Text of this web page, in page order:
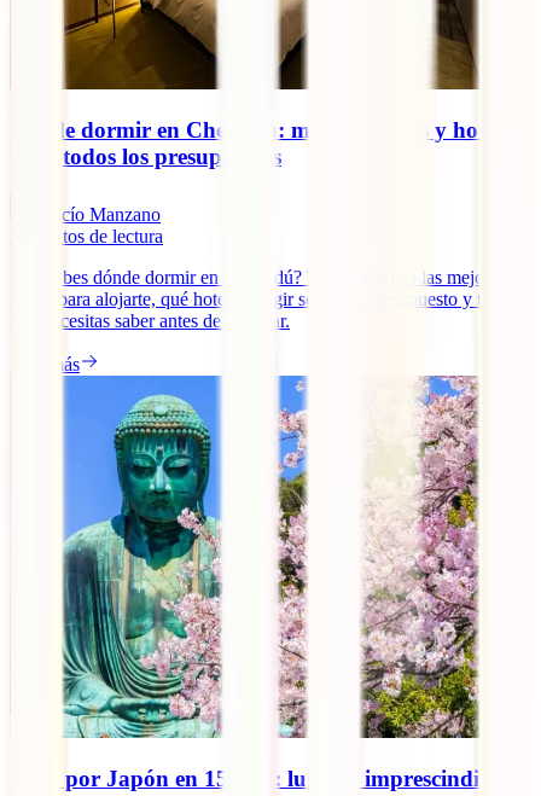
Dónde dormir en Chengdú: mejores zonas y hoteles
para todos los presupuestos
Rocío Manzano
minutos de lectura
¿No sabes dónde dormir en Chengdú? Te explicamos las mejores
zonas para alojarte, qué hoteles elegir según tu presupuesto y todo lo
que necesitas saber antes de reservar.
Leer más
Ruta por Japón en 15 días: lugares imprescindibles